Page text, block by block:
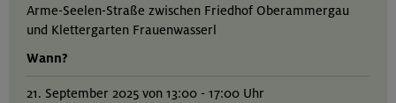
Arme-Seelen-Straße zwischen Friedhof Oberammergau
und Klettergarten Frauenwasserl
Wann?
21. September 2025 von 13:00 - 17:00 Uhr